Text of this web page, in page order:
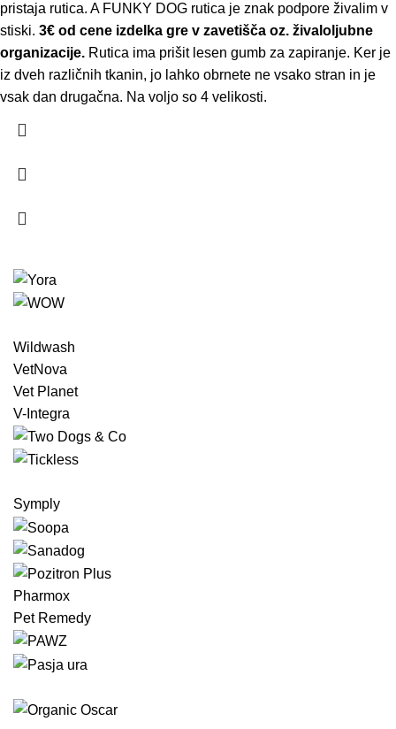
pristaja rutica. A FUNKY DOG rutica je znak podpore živalim v
stiski. 3€ od cene izdelka gre v zavetišča oz. živaloljubne
organizacije. Rutica ima prišit lesen gumb za zapiranje. Ker je
iz dveh različnih tkanin, jo lahko obrnete ne vsako stran in je
vsak dan drugačna. Na voljo so 4 velikosti.
Wildwash
VetNova
Vet Planet
V-Integra
Symply
Pharmox
Pet Remedy
Eko Brlog | Okolju prijazna trgovina za kosmatince.